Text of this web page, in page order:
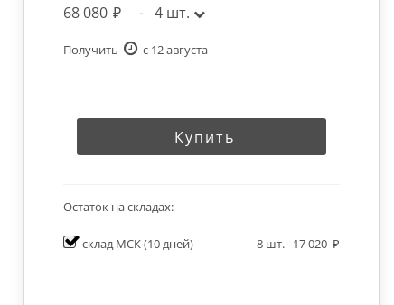
68 080 - 4 шт.
Получить c 12 августа
Купить
Остаток на складах:
склад МСК(10 дней) 8 шт. 17 020